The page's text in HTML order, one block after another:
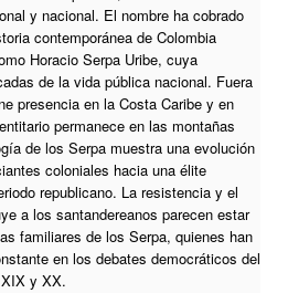
y nacional. El nombre ha cobrado
contemporánea de Colombia
Horacio Serpa Uribe, cuya
de la vida pública nacional. Fuera
presencia en la Costa Caribe y en
permanece en las montañas
de los Serpa muestra una evolución
coloniales hacia una élite
republicano. La resistencia y el
a los santandereanos parecen estar
familiares de los Serpa, quienes han
en los debates democráticos del
y XX.